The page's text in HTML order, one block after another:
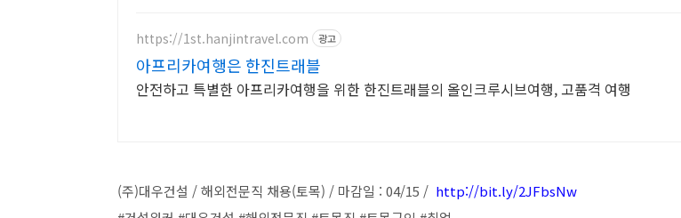
https://1st.hanjintravel.com 광고
아프리카여행은 한진트래블
안전하고 특별한 아프리카여행을 위한 한진트래블의 올인크루시브여행, 고품격 여행
(주)대우건설 / 해외전문직 채용(토목) / 마감일 : 04/15 / http://bit.ly/2JFbsNw